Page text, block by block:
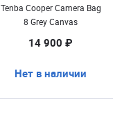
Tenba Cooper Camera Bag
8 Grey Canvas
14 900 ₽
Нет в наличии